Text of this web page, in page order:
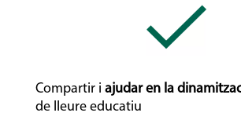
Compartir i ajudar en la
de lleure educatiu